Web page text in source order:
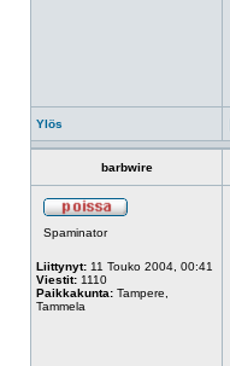
Ylös
barbwire
Spaminator
Liittynyt: 11 Touko 2004, 00:41
Viestit: 1110
Paikkakunta: Tampere,
Tammela